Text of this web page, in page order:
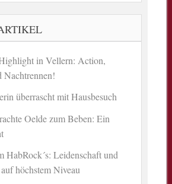
in Vellern: Action,
Nachtrennen!
überrascht mit Hausbesuch
Oelde zum Beben: Ein
HabRock´s: Leidenschaft und
höchstem Niveau